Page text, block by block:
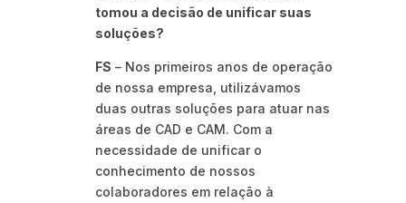
tomou a decisão de unificar suas
soluções?
FS – Nos primeiros anos de operação
de nossa empresa, utilizávamos
duas outras soluções para atuar nas
áreas de CAD e CAM. Com a
necessidade de unificar o
conhecimento de nossos
colaboradores em relação à